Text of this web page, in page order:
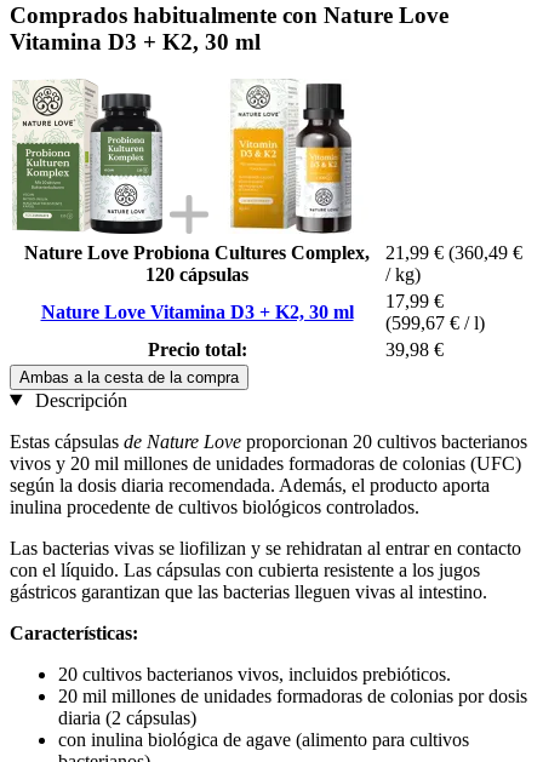
Comprados habitualmente con Nature Love
Vitamina D3 + K2, 30 ml
Nature Love Probiona Cultures Complex,
120 cápsulas
21,99 € (360,49 €
/ kg)
Nature Love Vitamina D3 + K2, 30 ml
17,99 €
(599,67 € / l)
Precio total:
39,98 €
Ambas a la cesta de la compra
Descripción
Estas cápsulas de Nature Love proporcionan 20 cultivos bacterianos
vivos y 20 mil millones de unidades formadoras de colonias (UFC)
según la dosis diaria recomendada. Además, el producto aporta
inulina procedente de cultivos biológicos controlados.
Las bacterias vivas se liofilizan y se rehidratan al entrar en contacto
con el líquido. Las cápsulas con cubierta resistente a los jugos
gástricos garantizan que las bacterias lleguen vivas al intestino.
Características:
20 cultivos bacterianos vivos, incluidos prebióticos.
20 mil millones de unidades formadoras de colonias por dosis
diaria (2 cápsulas)
con inulina biológica de agave (alimento para cultivos